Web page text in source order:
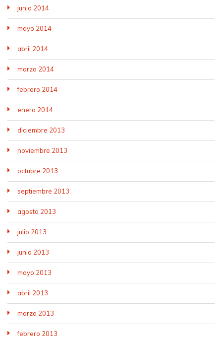
junio 2014
mayo 2014
abril 2014
marzo 2014
febrero 2014
enero 2014
diciembre 2013
noviembre 2013
octubre 2013
septiembre 2013
agosto 2013
julio 2013
junio 2013
mayo 2013
abril 2013
marzo 2013
febrero 2013